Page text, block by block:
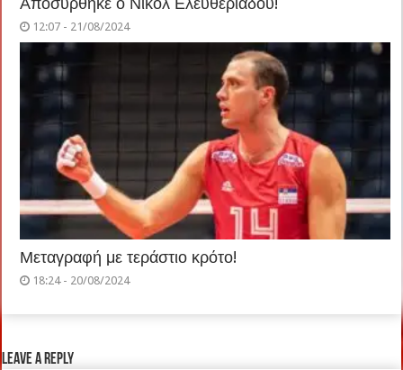
Αποσύρθηκε ο Νικόλ Ελευθεριάδου!
12:07 - 21/08/2024
Μεταγραφή με τεράστιο κρότο!
18:24 - 20/08/2024
Leave a Reply